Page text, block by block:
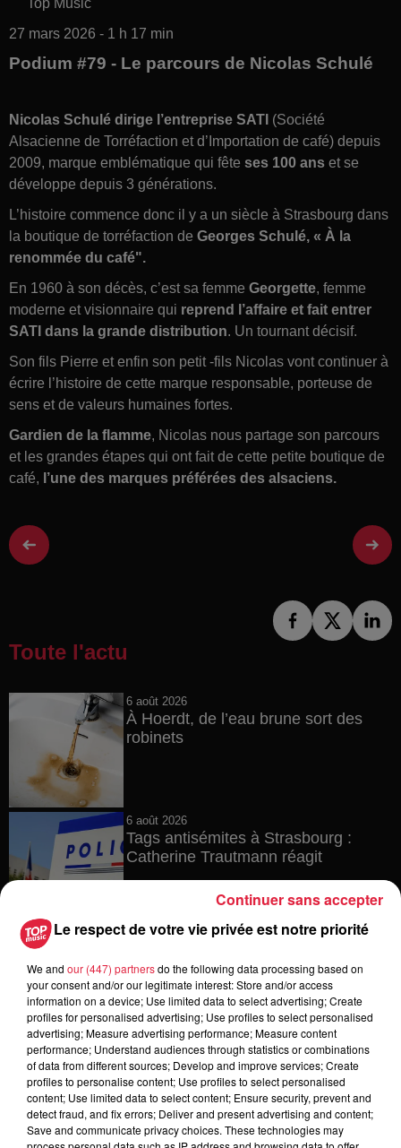
27 mars 2026 - 1 h 17 min
Podium #79 - Le parcours de Nicolas Schulé
Nicolas Schulé dirige l’entreprise SATI (Société
Alsacienne de Torréfaction et d’Importation de café) depuis
2009, marque emblématique qui fête ses 100 ans et se
développe depuis 3 générations.
L’histoire commence donc il y a un siècle à Strasbourg dans
la boutique de torréfaction de Georges Schulé, « À la
renommée du café".
En 1960 à son décès, c’est sa femme Georgette, femme
moderne et visionnaire qui reprend l’affaire et fait entrer
SATI dans la grande distribution. Un tournant décisif.
Son fils Pierre et enfin son petit -fils Nicolas vont continuer à
écrire l’histoire de cette marque responsable, porteuse de
sens et de valeurs humaines fortes.
Gardien de la flamme, Nicolas nous partage son parcours
et les grandes étapes qui ont fait de cette petite boutique de
café, l’une des marques préférées des alsaciens.
Toute l'actu
6 août 2026
À Hoerdt, de l’eau brune sort des
robinets
6 août 2026
Tags antisémites à Strasbourg :
Catherine Trautmann réagit
avec les flamants rouges
6 août 2026
Les dernières infos sur la venue du
pape à Metz en septembre
Le respect de votre vie privée est notre priorité
We and our (447) partnersdo the following data processing based on
your consent and/or our legitimate interest: Store and/or access
information on a device; Use limited data to select advertising; Create
profiles for personalised advertising; Use profiles to select personalised
advertising; Measure advertising performance; Measure content
performance; Understand audiences through statistics or combinations
of data from different sources; Develop and improve services; Create
profiles to personalise content; Use profiles to select personalised
content; Use limited data to select content; Ensure security, prevent and
detect fraud, and fix errors; Deliver and present advertising and content;
Save and communicate privacy choices. These technologies may
Continuer sans accepter